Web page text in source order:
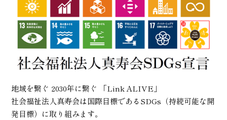
地域を繋ぐ 2030年に繋ぐ 「Link ALIVE」
社会福祉法人真寿会は国際目標であるSDGs（持続可能な開
発目標）に取り組みます。